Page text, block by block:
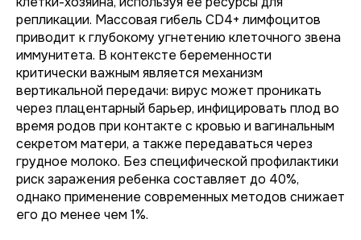
репликации. Массовая гибель CD4+ лимфоцитов
приводит к глубокому угнетению клеточного звена
иммунитета. В контексте беременности
критически важным является механизм
вертикальной передачи: вирус может проникать
через плацентарный барьер, инфицировать плод во
время родов при контакте с кровью и вагинальным
секретом матери, а также передаваться через
грудное молоко. Без специфической профилактики
риск заражения ребенка составляет до 40%,
однако применение современных методов снижает
его до менее чем 1%.